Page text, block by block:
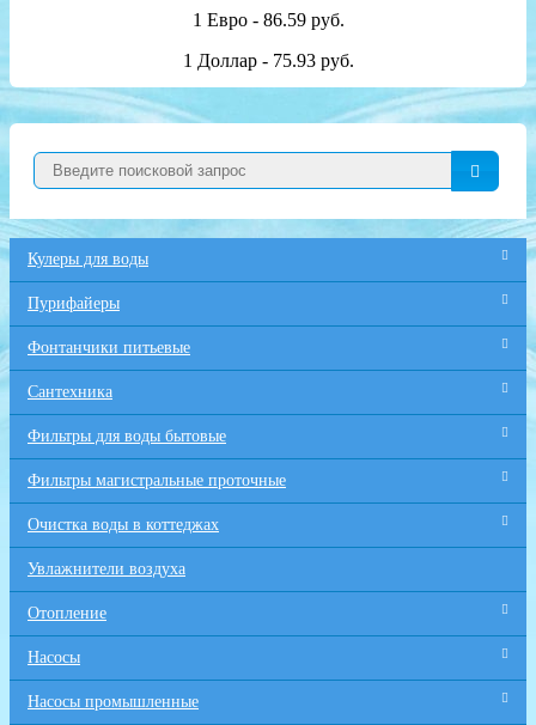
1 Евро - 86.59 руб.
1 Доллар - 75.93 руб.
Кулеры для воды
Пурифайеры
Фонтанчики питьевые
Сантехника
Фильтры для воды бытовые
Фильтры магистральные проточные
Очистка воды в коттеджах
Увлажнители воздуха
Отопление
Насосы
Насосы промышленные